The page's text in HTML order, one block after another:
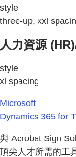
style
three-up, xxl
人力資源
style
xl spacing
Microsoft
Dynamics 365 for
與 Acrobat Sign
頂尖人才所需的工